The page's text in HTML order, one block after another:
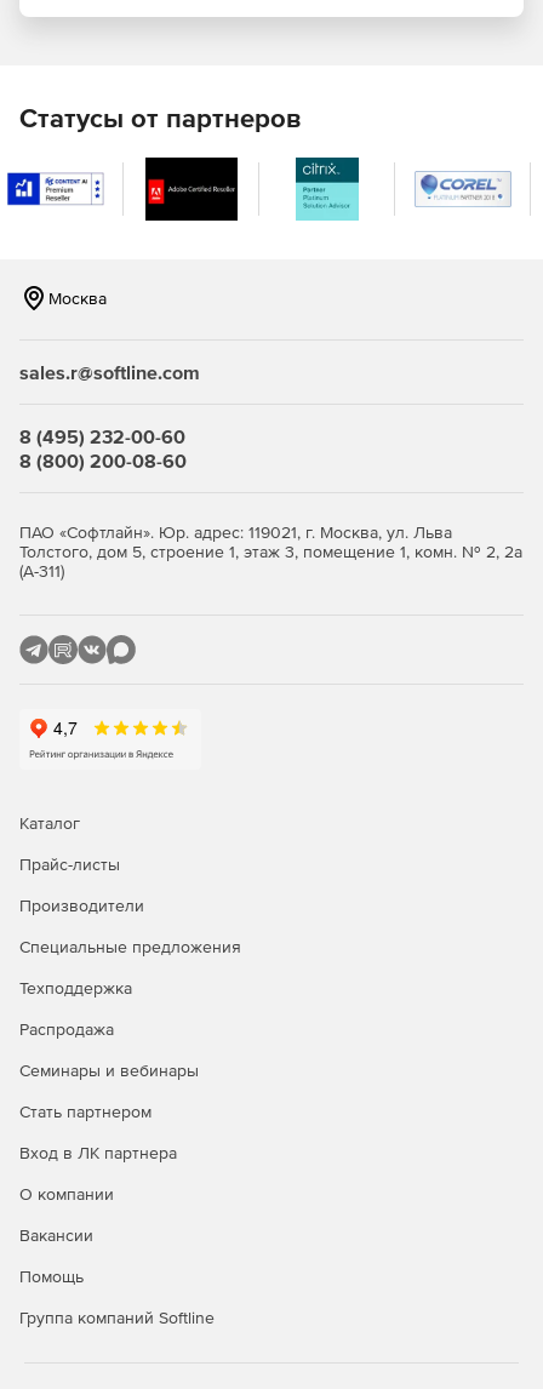
Статусы от партнеров
Москва
sales.r@softline.com
8 (495) 232-00-60
8 (800) 200-08-60
ПАО «Софтлайн». Юр. адрес: 119021, г. Москва, ул. Льва
Толстого, дом 5, строение 1, этаж 3, помещение 1, комн. № 2, 2а
(А-311)
Каталог
Прайс-листы
Производители
Специальные предложения
Техподдержка
Распродажа
Семинары и вебинары
Стать партнером
Вход в ЛК партнера
О компании
Вакансии
Помощь
Группа компаний Softline